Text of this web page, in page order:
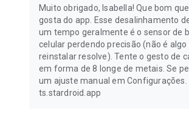
Muito obrigado, Isabella! Que bom
gosta do app. Esse desalinhamento
um tempo geralmente é o sensor de
celular perdendo precisão (não é algo
reinstalar resolve). Tente o gesto de
em forma de 8 longe de metais. Se
um ajuste manual em Configurações.
ts.stardroid.app